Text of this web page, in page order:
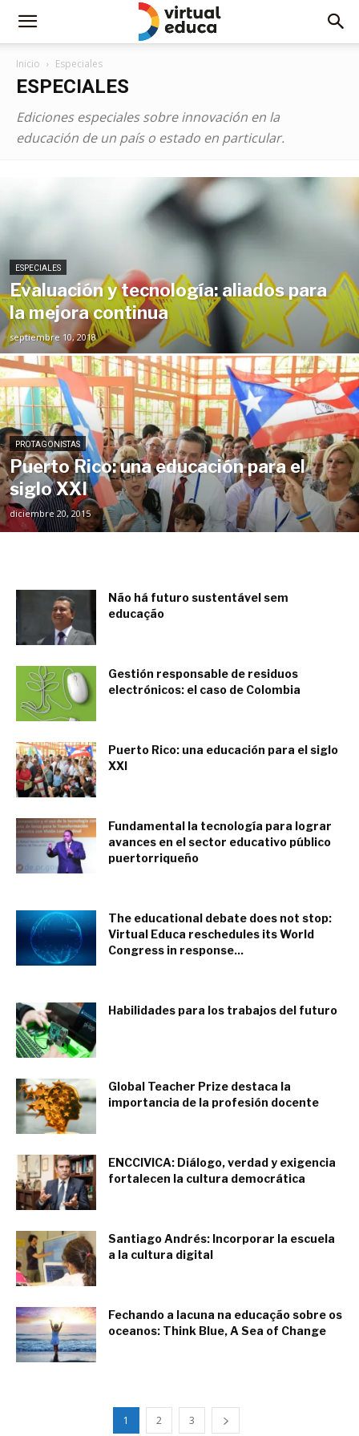
Inicio Especiales
ESPECIALES
Ediciones especiales sobre innovación en la
educación de un país o estado en particular.
ESPECIALES
Evaluación y tecnología: aliados para
la mejora continua
septiembre 10, 2018
PROTAGONISTAS
Puerto Rico: una educación para el
siglo XXI
diciembre 20, 2015
Não há futuro sustentável sem
educação
Gestión responsable de residuos
electrónicos: el caso de Colombia
Puerto Rico: una educación para el siglo
XXI
Fundamental la tecnología para lograr
avances en el sector educativo público
puertorriqueño
The educational debate does not stop:
Virtual Educa reschedules its World
Congress in response...
Habilidades para los trabajos del futuro
Global Teacher Prize destaca la
importancia de la profesión docente
ENCCIVICA: Diálogo, verdad y exigencia
fortalecen la cultura democrática
Santiago Andrés: Incorporar la escuela
a la cultura digital
Fechando a lacuna na educação sobre os
oceanos: Think Blue, A Sea of Change
1 2 3